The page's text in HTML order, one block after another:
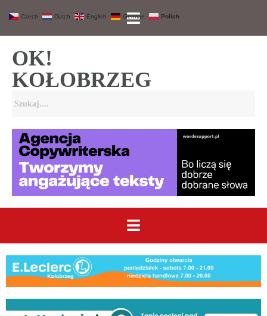
OK!
KOŁOBRZEG
Czech Dutch English German Polish